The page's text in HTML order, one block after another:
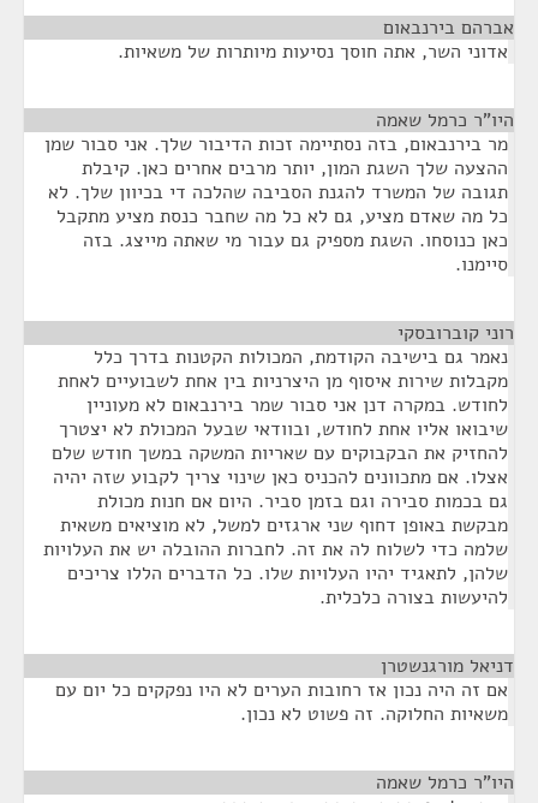
אברהם בירנבאום
אדוני השר, אתה חוסך נסיעות מיותרות של משאיות.
היו"ר כרמל שאמה
מר בירנבאום, בזה נסתיימה זכות הדיבור שלך. אני סבור שמן
ההצעה שלך השגת המון, יותר מרבים אחרים כאן. קיבלת
תגובה של המשרד להגנת הסביבה שהלכה די בכיוון שלך. לא
כל מה שאדם מציע, גם לא כל מה שחבר כנסת מציע מתקבל
כאן כנוסחו. השגת מספיק גם עבור מי שאתה מייצג. בזה
סיימנו.
רוני קוברובסקי
נאמר גם בישיבה הקודמת, המכולות הקטנות בדרך כלל
מקבלות שירות איסוף מן היצרניות בין אחת לשבועיים לאחת
לחודש. במקרה דנן אני סבור שמר בירנבאום לא מעוניין
שיבואו אליו אחת לחודש, ובוודאי שבעל המכולת לא יצטרך
להחזיק את הבקבוקים עם שאריות המשקה במשך חודש שלם
אצלו. אם מתכוונים להכניס כאן שינוי צריך לקבוע שזה יהיה
גם בכמות סבירה וגם בזמן סביר. היום אם חנות מכולת
מבקשת באופן דחוף שני ארגזים למשל, לא מוציאים משאית
שלמה כדי לשלוח לה את זה. לחברות ההובלה יש את העלויות
שלהן, לתאגיד יהיו העלויות שלו. כל הדברים הללו צריכים
להיעשות בצורה כלכלית.
דניאל מורגנשטרן
אם זה היה נכון אז רחובות הערים לא היו נפקקים כל יום עם
משאיות החלוקה. זה פשוט לא נכון.
היו"ר כרמל שאמה